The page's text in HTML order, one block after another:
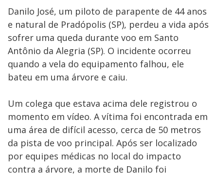
Danilo José, um piloto de parapente de 44 anos
e natural de Pradópolis (SP), perdeu a vida após
sofrer uma queda durante voo em Santo
Antônio da Alegria (SP). O incidente ocorreu
quando a vela do equipamento falhou, ele
bateu em uma árvore e caiu.
Um colega que estava acima dele registrou o
momento em vídeo. A vítima foi encontrada em
uma área de difícil acesso, cerca de 50 metros
da pista de voo principal. Após ser localizado
por equipes médicas no local do impacto
contra a árvore, a morte de Danilo foi